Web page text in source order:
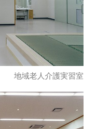
地域老人介護実習室